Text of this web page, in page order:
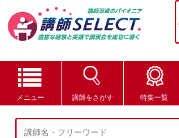
メニュー 講師をさがす 特集一覧
講師をさがす